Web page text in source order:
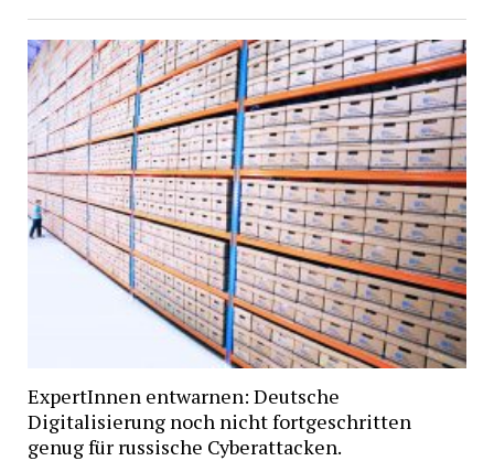
ExpertInnen entwarnen: Deutsche
Digitalisierung noch nicht fortgeschritten
genug für russische Cyberattacken.